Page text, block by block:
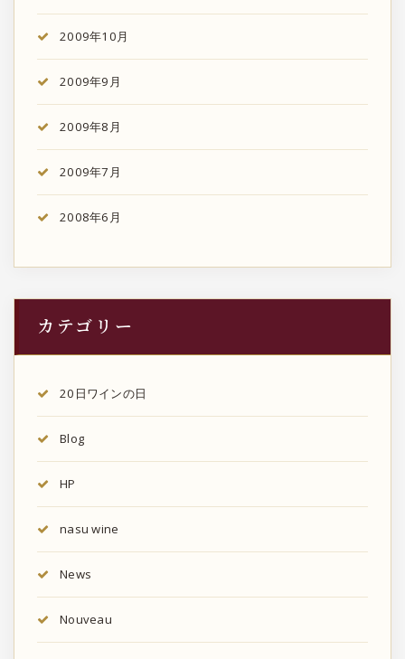
2009年10月
2009年9月
2009年8月
2009年7月
2008年6月
カテゴリー
20日ワインの日
Blog
HP
nasu wine
News
Nouveau